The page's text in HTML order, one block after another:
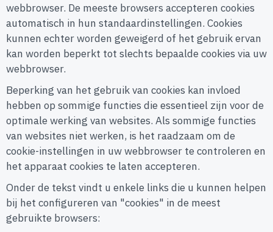
webbrowser. De meeste browsers accepteren cookies
automatisch in hun standaardinstellingen. Cookies
kunnen echter worden geweigerd of het gebruik ervan
kan worden beperkt tot slechts bepaalde cookies via uw
webbrowser.
Beperking van het gebruik van cookies kan invloed
hebben op sommige functies die essentieel zijn voor de
optimale werking van websites. Als sommige functies
van websites niet werken, is het raadzaam om de
cookie-instellingen in uw webbrowser te controleren en
het apparaat cookies te laten accepteren.
Onder de tekst vindt u enkele links die u kunnen helpen
bij het configureren van "cookies" in de meest
gebruikte browsers: